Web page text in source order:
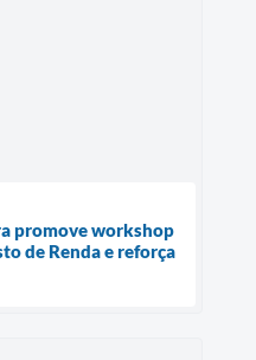
promove workshop
de Renda e reforça